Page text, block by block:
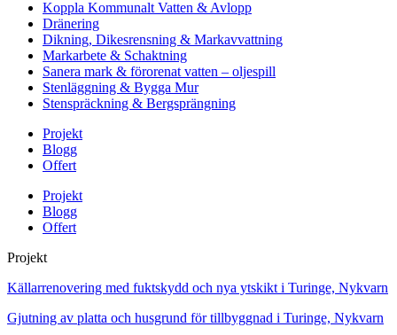
Koppla Kommunalt Vatten & Avlopp
Dränering
Dikning, Dikesrensning & Markavvattning
Markarbete & Schaktning
Sanera mark & förorenat vatten – oljespill
Stenläggning & Bygga Mur
Stenspräckning & Bergsprängning
Projekt
Blogg
Offert
Projekt
Blogg
Offert
Projekt
Källarrenovering med fuktskydd och nya ytskikt i Turinge, Nykvarn
Gjutning av platta och husgrund för tillbyggnad i Turinge, Nykvarn